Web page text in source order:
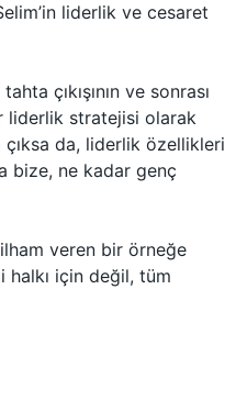
liderlik ve cesaret
çıkışının ve sonrası
liderlik stratejisi olarak
da, liderlik özellikleri
bize, ne kadar genç
veren bir örneğe
halkı için değil, tüm